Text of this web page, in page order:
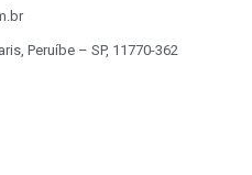
Peruíbe – SP, 11770-362